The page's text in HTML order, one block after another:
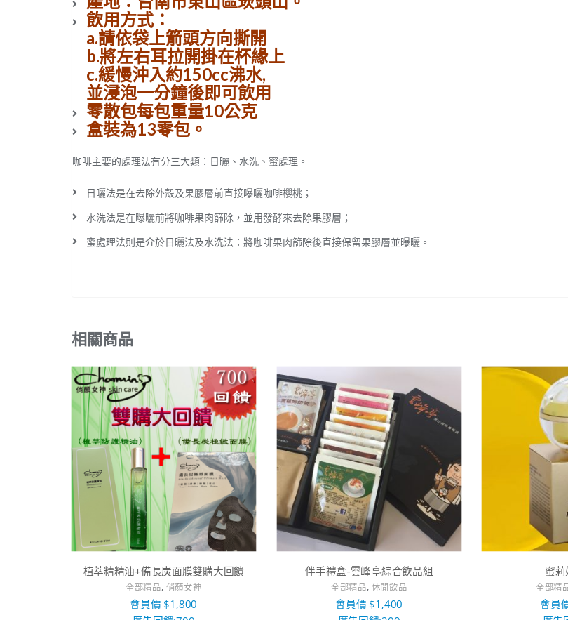
飲用方式：
a.請依袋上箭頭方向撕開
b.將左右耳拉開掛在杯緣上
c.緩慢沖入約150cc沸水,
並浸泡一分鐘後即可飲用
零散包每包重量10公克
盒裝為13零包。
咖啡主要的處理法有分三大類：日曬、水洗、蜜處理。
日曬法是在去除外殼及果膠層前直接曝曬咖啡櫻桃；
水洗法是在曝曬前將咖啡果肉篩除，並用發酵來去除果膠層；
蜜處理法則是介於日曬法及水洗法：將咖啡果肉篩除後直接保留果膠層並曝曬。
相關商品
植萃精精油+備長炭面膜雙購大回饋
全部精品, 俏顏女神
會員價 $1,800
伴手禮盒-雲峰亭綜合飲品組
全部精品, 休閒飲品
會員價 $1,400
蜜
全部精
會員